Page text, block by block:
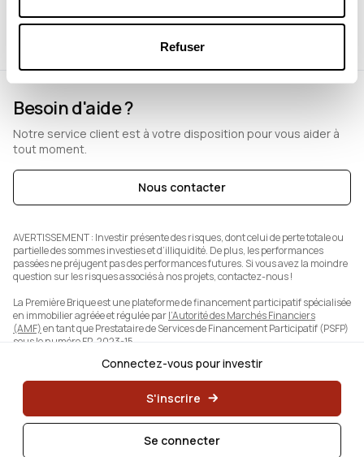
Refuser
Quel est le fonctionnement des jimbots les
investisseurs automatiques ?
Besoin d'aide ?
Notre service client est à votre disposition pour vous aider à
tout moment.
Nous contacter
AVERTISSEMENT : Investir présente des risques, dont celui de perte totale ou
partielle des sommes investies et d’illiquidité. De plus, les performances
passées ne préjugent pas des performances futures. Si vous avez la moindre
question sur les risques associés à nos projets, contactez-nous !
La Première Brique est une plateforme de financement participatif spécialisée
en immobilier agréée et régulée parl’Autorité des Marchés Financiers
(AMF)en tant que Prestataire de Services de Financement Participatif (PSFP)
sous le numéro FP-2023-15.
Connectez-vous pour investir
S'inscrire
Se connecter